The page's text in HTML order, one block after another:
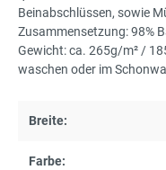
Beinabschlüssen, sowie
Zusammensetzung: 98%
Gewicht: ca. 265g/m² /
waschen oder im
Breite:
Farbe: